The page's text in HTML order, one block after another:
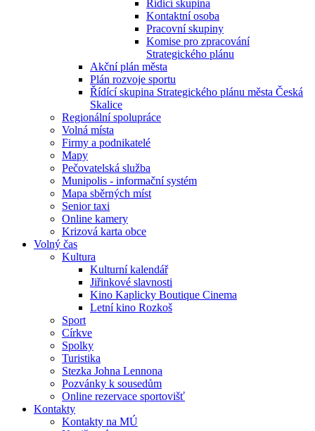
Řídicí skupina
Kontaktní osoba
Pracovní skupiny
Komise pro zpracování
Strategického plánu
Akční plán města
Plán rozvoje sportu
Řídící skupina Strategického plánu města Česká
Skalice
Regionální spolupráce
Volná místa
Firmy a podnikatelé
Mapy
Pečovatelská služba
Munipolis - informační systém
Mapa sběrných míst
Senior taxi
Online kamery
Krizová karta obce
Volný čas
Kultura
Kulturní kalendář
Jiřinkové slavnosti
Kino Kaplicky Boutique Cinema
Letní kino Rozkoš
Sport
Církve
Spolky
Turistika
Stezka Johna Lennona
Pozvánky k sousedům
Online rezervace sportovišť
Kontakty
Kontakty na MÚ